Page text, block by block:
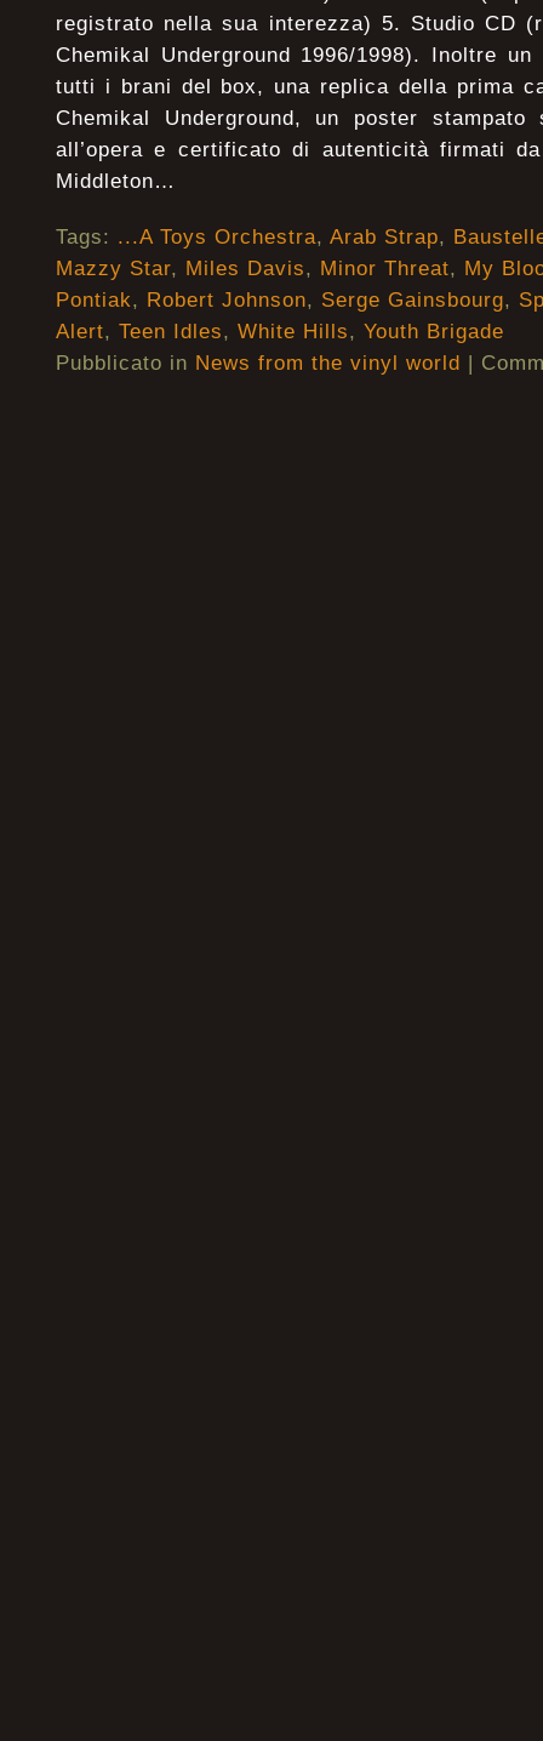
registrato nella sua interezza) 5. Studio CD
Chemikal Underground 1996/1998). Inoltre
tutti i brani del box, una replica della prima
Chemikal Underground, un poster
all’opera e certificato di autenticità firmati
Middleton…
Tags: ...A Toys Orchestra, Arab Strap,
Mazzy Star, Miles Davis, Minor Threat, My
Pontiak, Robert Johnson, Serge Gainsbourg,
Alert, Teen Idles, White Hills, Youth Brigade
Pubblicato in News from the vinyl world |